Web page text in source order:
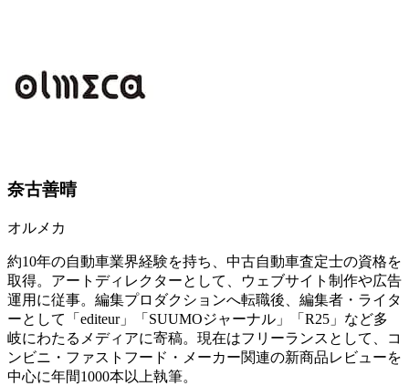
奈古善晴
オルメカ
約10年の自動車業界経験を持ち、中古自動車査定士の資格を
取得。アートディレクターとして、ウェブサイト制作や広告
運用に従事。編集プロダクションへ転職後、編集者・ライタ
ーとして「editeur」「SUUMOジャーナル」「R25」など多
岐にわたるメディアに寄稿。現在はフリーランスとして、コ
ンビニ・ファストフード・メーカー関連の新商品レビューを
中心に年間1000本以上執筆。